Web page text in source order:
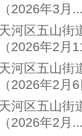
（2026年3月
天河区五山街
（2026年2月
天河区五山街
（2026年2月
天河区五山街
（2026年2月